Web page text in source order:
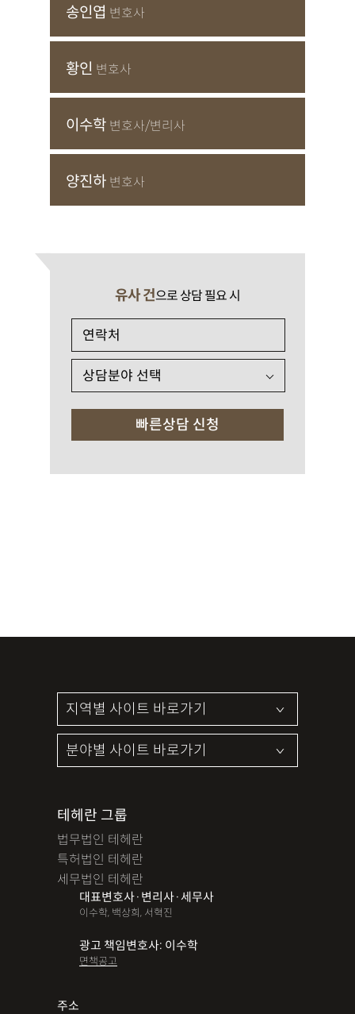
송인엽 변호사
황인 변호사
이수학 변호사/변리사
양진하 변호사
유사 건으로 상담 필요 시
테헤란 그룹
법무법인 테헤란
특허법인 테헤란
세무법인 테헤란
대표변호사·변리사·세무사
이수학, 백상희, 서혁진
광고 책임변호사: 이수학
면책공고
주소